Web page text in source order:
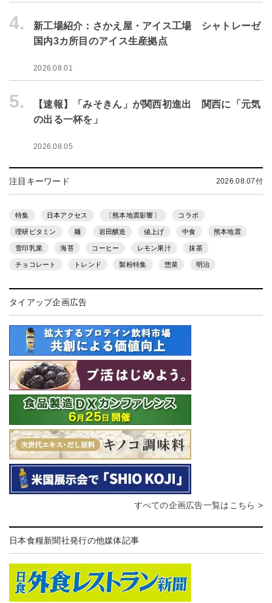
4.
新工場紹介：さかえ屋・アイス工場 シャトレーゼ
国内3カ所目のアイス生産拠点
2026.08.01
5.
【速報】「みそきん」が関西初進出 関西に「元気
の出る一杯を」
2026.08.05
注目キーワード 2026.08.07付
特集 日本アクセス 〔熊本地震影響〕 コラボ
理研ビタミン 麺 岩田醸造 値上げ 中食 熊本地震
雪印乳業 海苔 コーヒー レモン果汁 抹茶
チョコレート トレンド 製粉特集 惣菜 明治
タイアップ企画広告
すべての企画広告一覧はこちら >
日本食糧新聞社発行の他媒体記事